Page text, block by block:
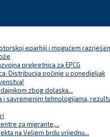
eparhiji i mogućem
prekretnica za EPCG
Distribucija počinje u ponedjeljak
zbog dolaska...
i savremenim tehnologijama,
za migrante,...
na Veljem brdu vrijednu...